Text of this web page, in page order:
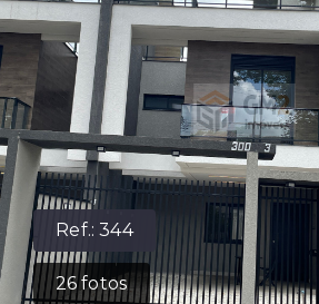
Ref.:344
26fotos